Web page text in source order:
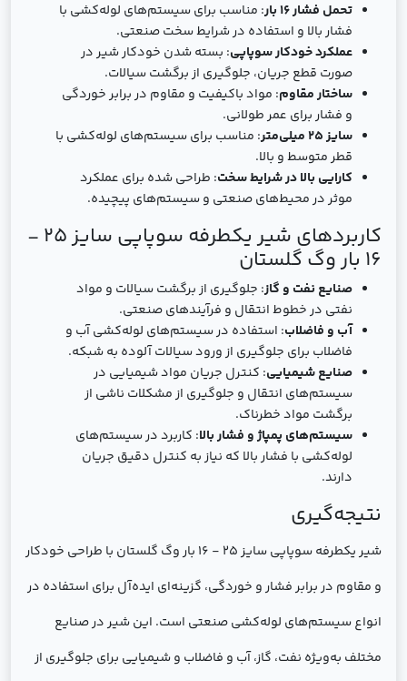
تحمل فشار 16 بار
: مناسب برای سیستم‌های لوله‌کشی با
فشار بالا و استفاده در شرایط سخت صنعتی.
عملکرد خودکار سوپاپی: بسته شدن خودکار شیر در
صورت قطع جریان، جلوگیری از برگشت سیالات.
ساختار مقاوم: مواد باکیفیت و مقاوم در برابر خوردگی
و فشار برای عمر طولانی.
سایز 25 میلی‌متر
: مناسب برای سیستم‌های لوله‌کشی با
قطر متوسط و بالا.
کارایی بالا در شرایط سخت: طراحی شده برای عملکرد
موثر در محیط‌های صنعتی و سیستم‌های پیچیده.
کاربردهای شیر یکطرفه سوپاپی سایز 25 -
16 بار وگ گلستان
صنایع نفت و گاز: جلوگیری از برگشت سیالات و مواد
نفتی در خطوط انتقال و فرآیندهای صنعتی.
آب و فاضلاب: استفاده در سیستم‌های لوله‌کشی آب و
فاضلاب برای جلوگیری از ورود سیالات آلوده به شبکه.
صنایع شیمیایی: کنترل جریان مواد شیمیایی در
سیستم‌های انتقال و جلوگیری از مشکلات ناشی از
برگشت مواد خطرناک.
سیستم‌های پمپاژ و فشار بالا: کاربرد در سیستم‌های
لوله‌کشی با فشار بالا که نیاز به کنترل دقیق جریان
دارند.
نتیجه‌گیری
شیر یکطرفه سوپاپی سایز 25 - 16 بار وگ گلستان با طراحی خودکار
و مقاوم در برابر فشار و خوردگی، گزینه‌ای ایده‌آل برای استفاده در
انواع سیستم‌های لوله‌کشی صنعتی است. این شیر در صنایع
مختلف به‌ویژه نفت، گاز، آب و فاضلاب و شیمیایی برای جلوگیری از